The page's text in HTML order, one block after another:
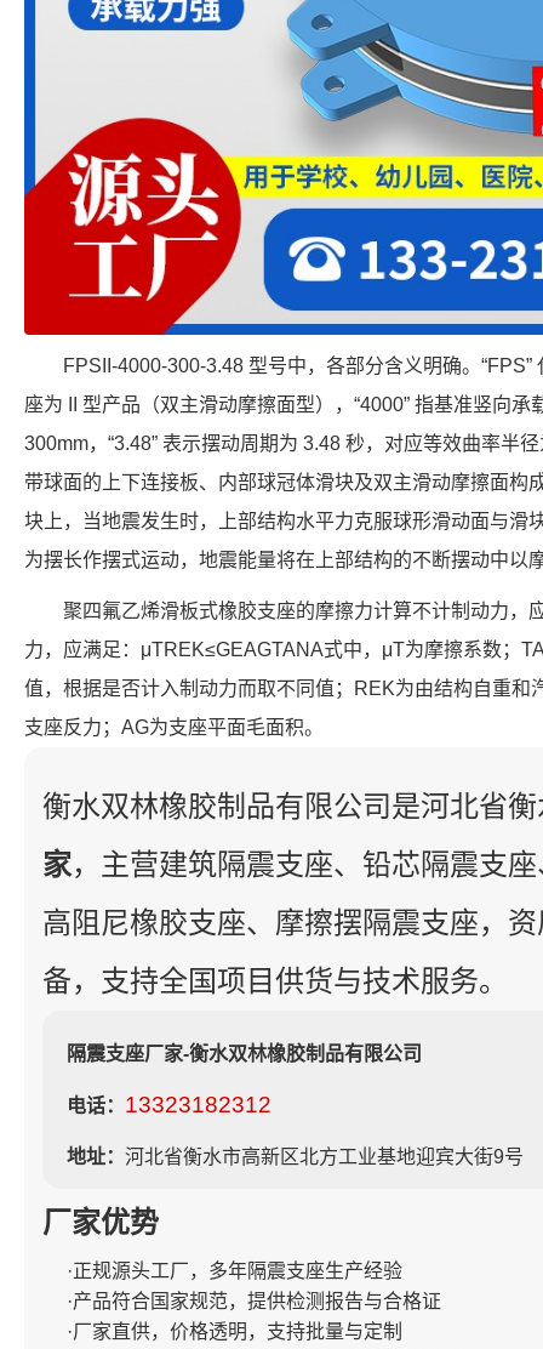
FPSII-4000-300-3.48 型号中，各部分含义明确。“FPS”
座为 II 型产品（双主滑动摩擦面型），“4000” 指基准竖向承
300mm，“3.48” 表示摆动周期为 3.48 秒，对应等效曲率半
带球面的上下连接板、内部球冠体滑块及双主滑动摩擦面构
块上，当地震发生时，上部结构水平力克服球形滑动面与滑
为摆长作摆式运动，地震能量将在上部结构的不断摆动中以
聚四氟乙烯滑板式橡胶支座的摩擦力计算不计制动力，
力，应满足：μTREK≤GEAGTANA式中，μT为摩擦系数；
值，根据是否计入制动力而取不同值；REK为由结构自重和
支座反力；AG为支座平面毛面积。
衡水双林橡胶制品有限公司是河北省
家，主营建筑隔震支座、铅芯隔震支
高阻尼橡胶支座、摩擦摆隔震支座，
备，支持全国项目供货与技术服务。
隔震支座厂家-衡水双林橡胶制品有限公司
电话： 13323182312
地址： 河北省衡水市高新区北方工业基地迎宾大街9号
厂家优势
·正规源头工厂，多年隔震支座生产经验
·产品符合国家规范，提供检测报告与合格证
·厂家直供，价格透明，支持批量与定制